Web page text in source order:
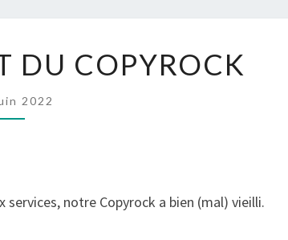
DU COPYROCK
2022
services, notre Copyrock a bien (mal) vieilli.